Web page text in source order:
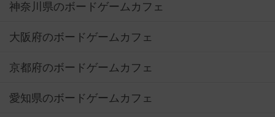
神奈川県のボードゲームカフェ
大阪府のボードゲームカフェ
京都府のボードゲームカフェ
愛知県のボードゲームカフェ